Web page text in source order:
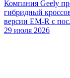
Компания Geely
гибридный
версии EM-R с
29 июля 2026